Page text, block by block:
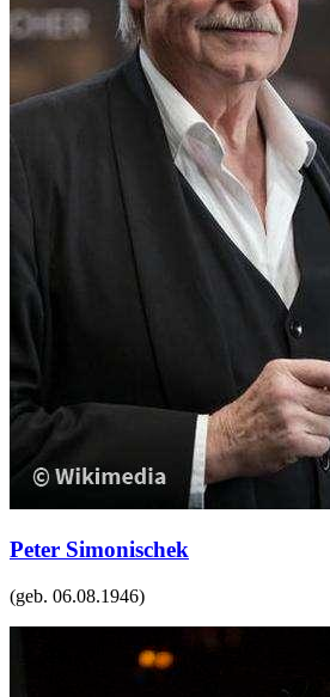
Peter Simonischek
(geb. 06.08.1946)